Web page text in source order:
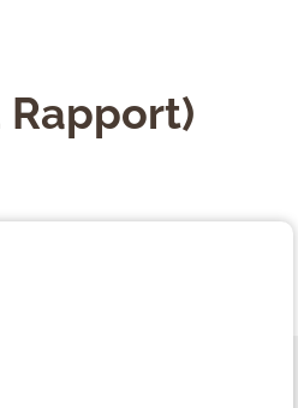
Rapport)